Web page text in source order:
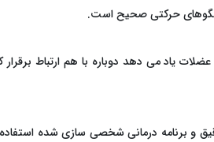
الگوهای حرکتی صحیح است.
می ‌دهد دوباره با هم ارتباط برقرار
دقیق و برنامه‌ درمانی شخصی ‌سازی شده